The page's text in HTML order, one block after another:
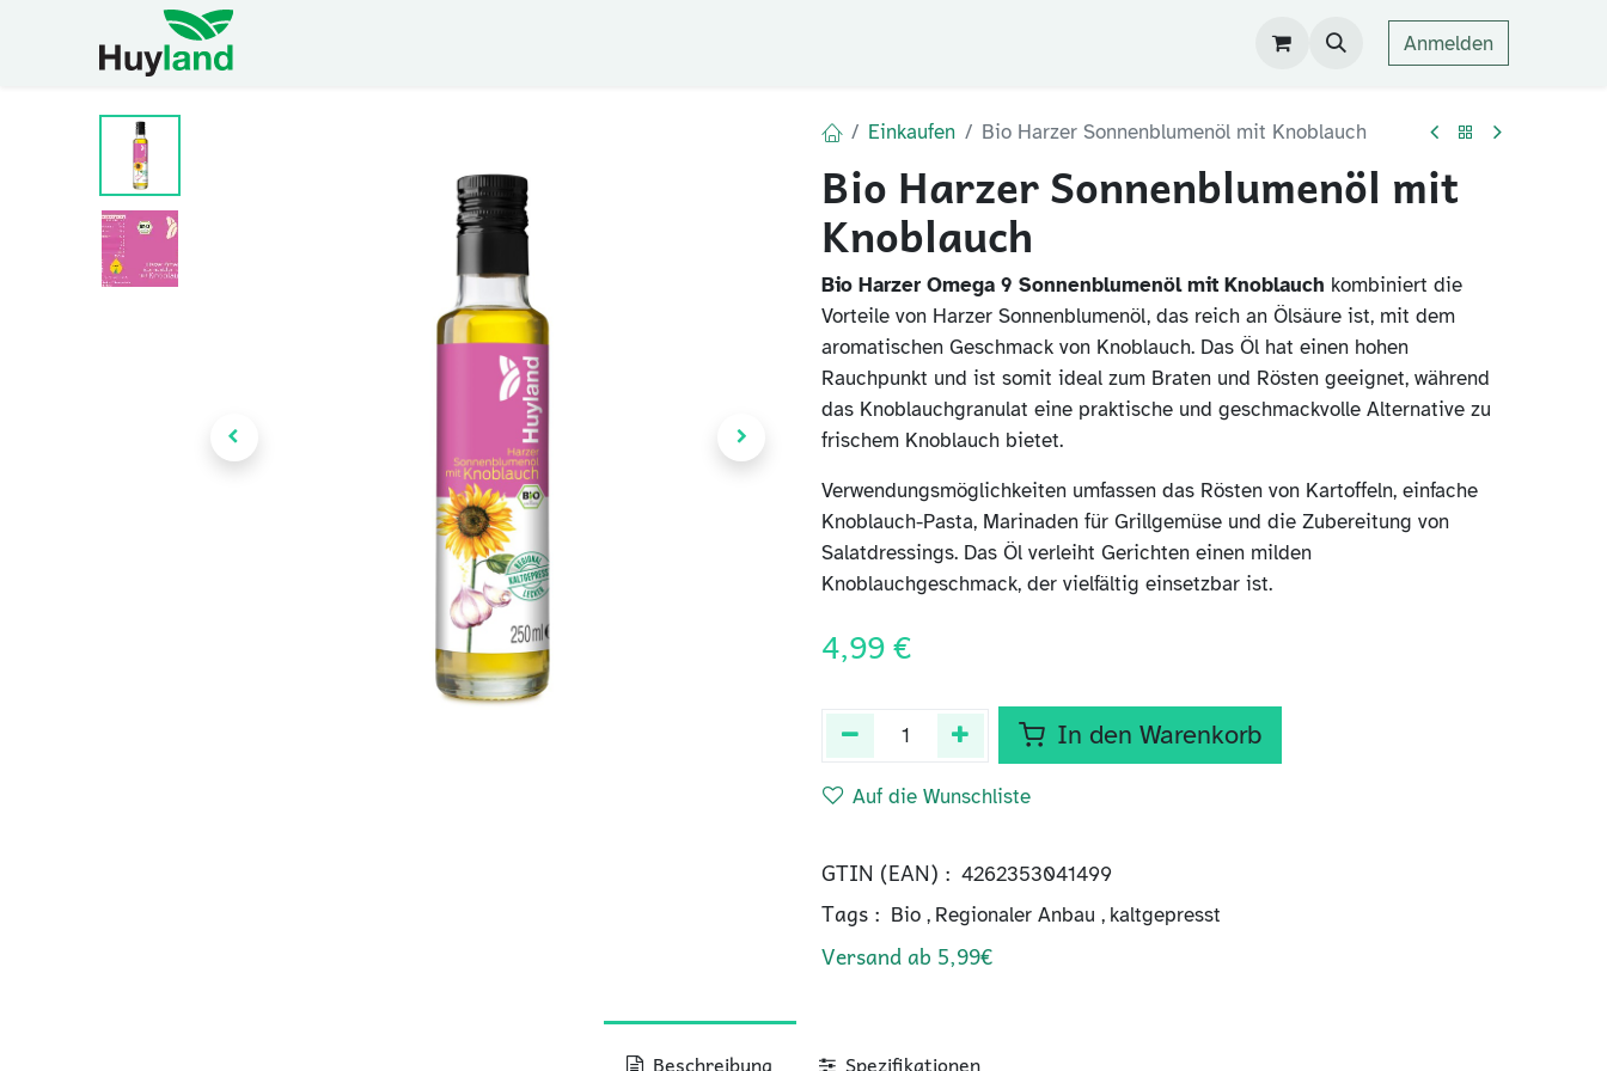
Anmelden
Einkaufen Bio Harzer Sonnenblumenöl mit Knoblauch
Bio Harzer Sonnenblumenöl mit
Knoblauch
Bio Harzer Omega 9 Sonnenblumenöl mit Knoblauch kombiniert die
Vorteile von Harzer Sonnenblumenöl, das reich an Ölsäure ist, mit dem
aromatischen Geschmack von Knoblauch. Das Öl hat einen hohen
Rauchpunkt und ist somit ideal zum Braten und Rösten geeignet, während
das Knoblauchgranulat eine praktische und geschmackvolle Alternative zu
frischem Knoblauch bietet.
Verwendungsmöglichkeiten umfassen das Rösten von Kartoffeln, einfache
Knoblauch-Pasta, Marinaden für Grillgemüse und die Zubereitung von
Salatdressings. Das Öl verleiht Gerichten einen milden
Knoblauchgeschmack, der vielfältig einsetzbar ist.
4,99€
In den Warenkorb
Auf die Wunschliste
GTIN (EAN) : 4262353041499
Tags : Bio , Regionaler Anbau , kaltgepresst
Versand ab 5,99€
Beschreibung Spezifikationen